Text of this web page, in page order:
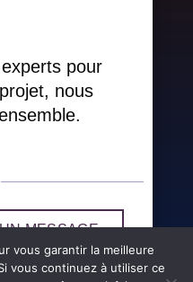
pour
nous
MESSAGE
vous garantir la meilleure
vous continuez à utiliser ce